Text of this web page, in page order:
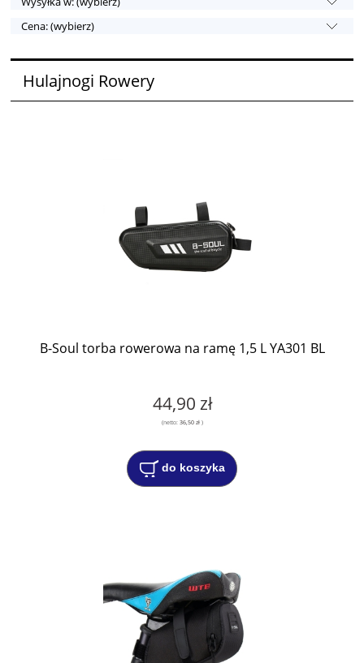
Cena: (wybierz)
Hulajnogi Rowery
B-Soul torba rowerowa na ramę 1,5 L YA301 BL
44,90 zł
(netto: 36,50 zł)
do koszyka